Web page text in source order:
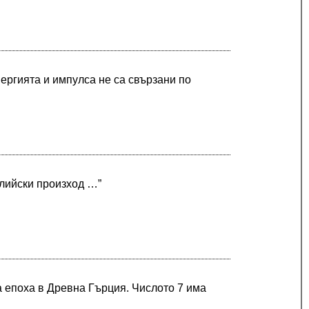
и импулса не са свързани по
произход …”
епоха в Древна Гърция. Числото 7 има